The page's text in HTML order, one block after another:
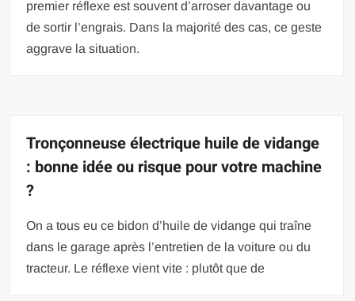
premier réflexe est souvent d’arroser davantage ou
de sortir l’engrais. Dans la majorité des cas, ce geste
aggrave la situation.
Tronçonneuse électrique huile de vidange
: bonne idée ou risque pour votre machine
?
On a tous eu ce bidon d’huile de vidange qui traîne
dans le garage après l’entretien de la voiture ou du
tracteur. Le réflexe vient vite : plutôt que de